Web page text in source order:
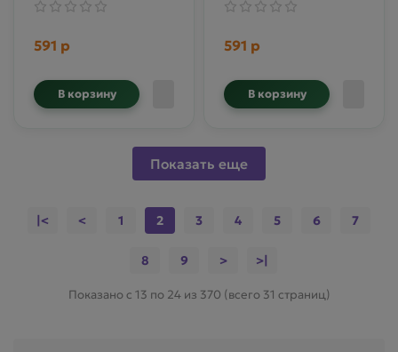
591 р
В корзину
591 р
В корзину
Показать еще
|< < 1 2 3 4 5 6 7
8 9 > >|
Показано с 13 по 24 из 370 (всего 31 страниц)